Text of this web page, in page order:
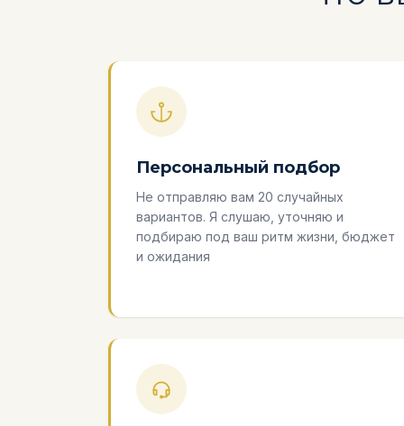
Персональный подбор
Не отправляю вам 20 случайных
вариантов. Я слушаю, уточняю и
подбираю под ваш ритм жизни, бюджет
и ожидания